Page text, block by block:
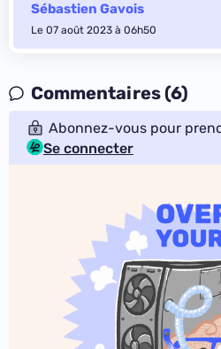
Sébastien Gavois
Le 07 août 2023 à 06h50
Commentaires (6)
Abonnez-vous pour
Se connecter